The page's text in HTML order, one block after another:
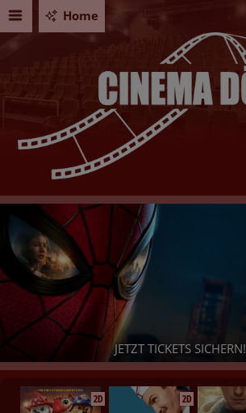
Home
JETZT TICKETS SICHERN!
2D 2D